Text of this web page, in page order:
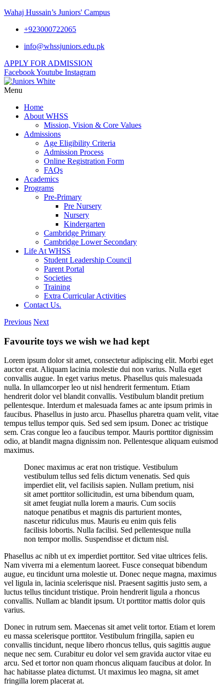
Wahaj Hussain’s Juniors' Campus
+923000722065
info@whssjuniors.edu.pk
APPLY FOR ADMISSION
FacebookYoutube Instagram
Menu
Home
About WHSS
Mission, Vision & Core Values
Admissions
Age Eligibility Criteria
Admission Process
Online Registration Form
FAQs
Academics
Programs
Pre-Primary
Pre Nursery
Nursery
Kindergarten
Cambridge Primary
Cambridge Lower Secondary
Life At WHSS
Student Leadership Council
Parent Portal
Societies
Training
Extra Curricular Activities
Contact Us.
Previous Next
Favourite toys we wish we had kept
Lorem ipsum dolor sit amet, consectetur adipiscing elit. Morbi eget
auctor erat. Aliquam lacinia molestie dui non varius. Nulla eget
convallis augue. In eget varius metus. Phasellus quis malesuada
nulla. In ullamcorper leo ut nisl hendrerit fermentum. Etiam
hendrerit dolor vel blandit convallis. Vestibulum blandit pretium
pellentesque. Interdum et malesuada fames ac ante ipsum primis in
faucibus. Phasellus in justo arcu. Phasellus pharetra quam velit, vitae
tempus tellus tempor quis. Sed sed sem ipsum. Donec ac tristique
sem. Cras congue leo a faucibus tempor. Mauris porttitor dignissim
odio, at blandit magna dignissim non. Pellentesque aliquam euismod
maximus.
Donec maximus ac erat non tristique. Vestibulum
vestibulum tellus sed felis dictum venenatis. Sed quis
imperdiet elit, vel facilisis sapien. Nullam pretium, nisi
sit amet porttitor sollicitudin, est urna bibendum quam,
sit amet feugiat nulla lorem a mauris. Cum sociis
natoque penatibus et magnis dis parturient montes,
nascetur ridiculus mus. Mauris eu enim quis felis
facilisis lobortis. Nulla facilisi. Sed pellentesque nulla
non tempor mollis. Suspendisse et dictum nisl.
Phasellus ac nibh ut ex imperdiet porttitor. Sed vitae ultrices felis.
Nam viverra mi a elementum laoreet. Fusce consequat bibendum
augue, eu tincidunt urna molestie ut. Donec neque magna, maximus
vel ligula in, lacinia scelerisque nisl. Praesent sagittis justo sem, a
luctus tellus tincidunt tristique. Proin hendrerit ligula a rhoncus
convallis. Nullam ac blandit ipsum. Ut porttitor mattis dolor quis
varius.
Donec in rutrum sem. Maecenas sit amet velit tortor. Etiam et lorem
eu massa scelerisque porttitor. Vestibulum fringilla, sapien eu
convallis tincidunt, neque libero rhoncus tellus, quis sagittis augue
neque nec sem. Curabitur eu dolor vel sem gravida auctor vitae eu
arcu. Sed et tortor non quam rhoncus aliquam faucibus at dolor. In
hac habitasse platea dictumst. Ut maximus leo magna, sit amet
fringilla lorem placerat at.